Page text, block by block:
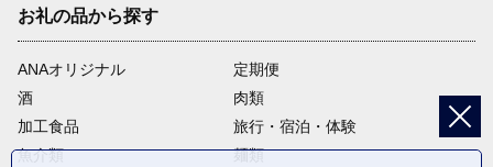
お礼の品から探す
ANAオリジナル
定期便
酒
肉類
加工食品
旅行・宿泊・体験
魚介類
麺類